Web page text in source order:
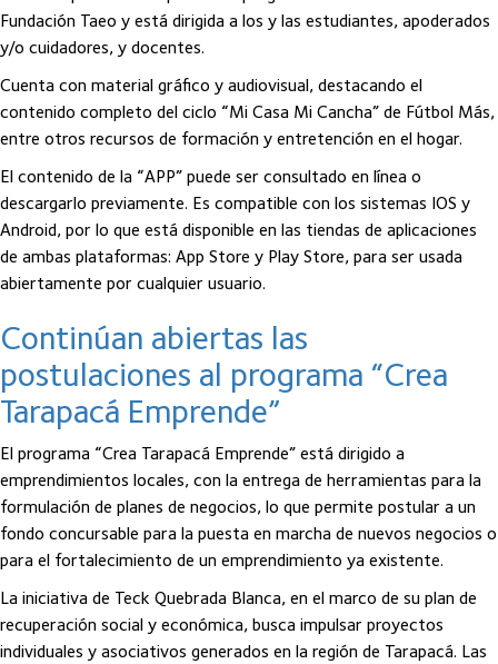
Fundación Taeo y está dirigida a los y las estudiantes, apoderados
y/o cuidadores, y docentes.
Cuenta con material gráfico y audiovisual, destacando el
contenido completo del ciclo “Mi Casa Mi Cancha” de Fútbol Más,
entre otros recursos de formación y entretención en el hogar.
El contenido de la “APP” puede ser consultado en línea o
descargarlo previamente. Es compatible con los sistemas IOS y
Android, por lo que está disponible en las tiendas de aplicaciones
de ambas plataformas: App Store y Play Store, para ser usada
abiertamente por cualquier usuario.
Continúan abiertas las
postulaciones al programa “Crea
Tarapacá Emprende”
El programa “Crea Tarapacá Emprende” está dirigido a
emprendimientos locales, con la entrega de herramientas para la
formulación de planes de negocios, lo que permite postular a un
fondo concursable para la puesta en marcha de nuevos negocios o
para el fortalecimiento de un emprendimiento ya existente.
La iniciativa de Teck Quebrada Blanca, en el marco de su plan de
recuperación social y económica, busca impulsar proyectos
individuales y asociativos generados en la región de Tarapacá. Las